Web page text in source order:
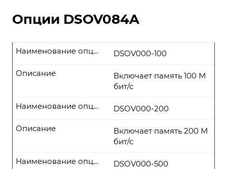
Опции DSOV084A
DSOV000-100
Наименование опции
Включает память 100 М
бит/с
Описание
DSOV000-200
Наименование опции
Включает память 200 М
бит/с
Описание
DSOV000-500
Наименование опции